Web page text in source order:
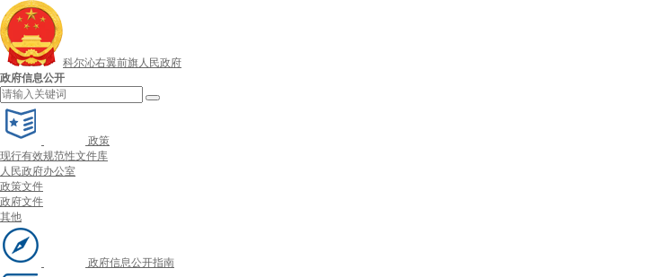
科尔沁右翼前旗人民政府
政府信息公开
政策
现行有效规范性文件库
人民政府办公室
政策文件
政府文件
其他
政府信息公开指南